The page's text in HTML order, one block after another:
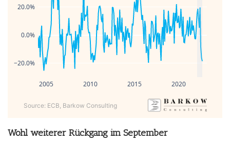
2005 2010 2015 2020
−20.0%
0.0%
20.0%
Source: ECB, Barkow Consulting
Wohl weiterer Rückgang im September